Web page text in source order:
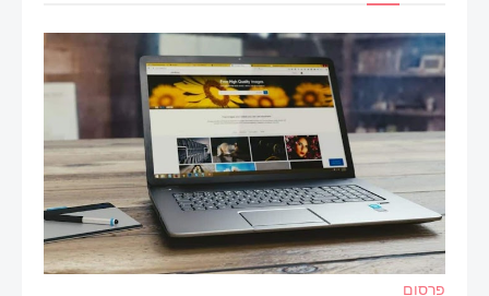
פרסום